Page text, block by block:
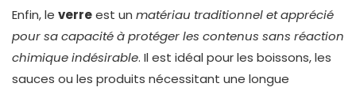
Enfin, le verreest un matériau traditionnel et apprécié
pour sa capacité à protéger les contenus sans réaction
chimique indésirable. Il est idéal pour les boissons, les
sauces ou les produits nécessitant une longue